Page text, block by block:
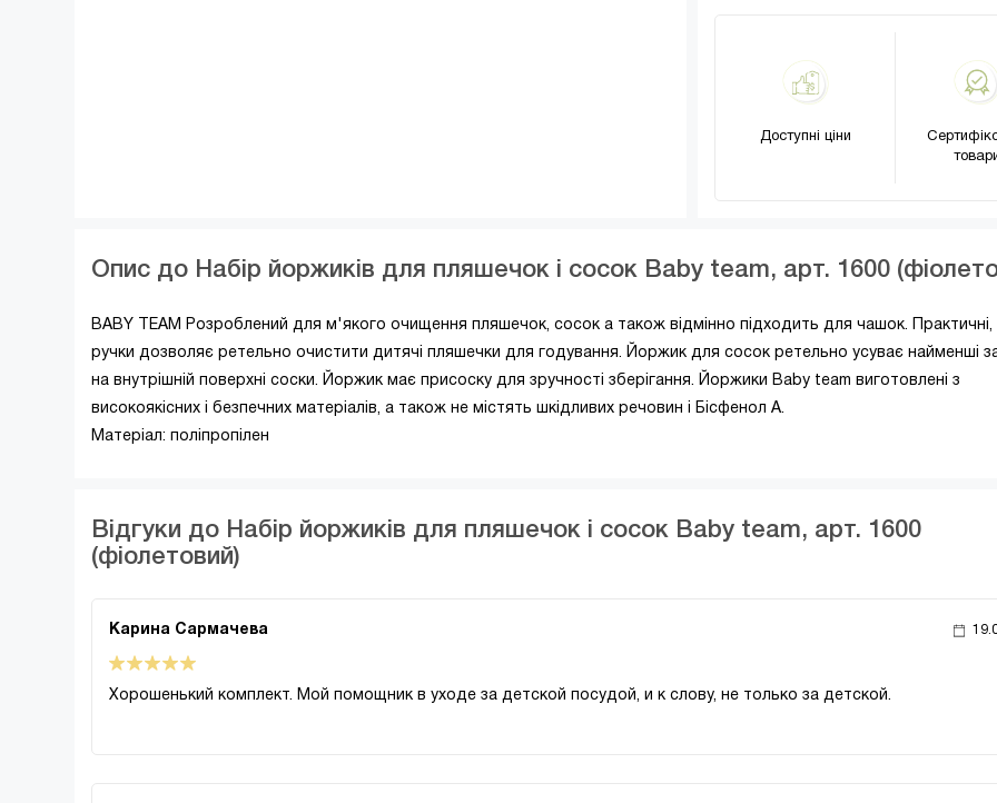
Доступні ціни
Опис до Набір йоржиків для пляшечок і сосок Baby team, арт. 1600
BABY TEAM Розроблений для м'якого очищення пляшечок, сосок а також відмінно підходить для чашок. Практичні,
ручки дозволяє ретельно очистити дитячі пляшечки для годування. Йоржик для сосок ретельно усуває найменші
на внутрішній поверхні соски. Йоржик має присоску для зручності зберігання. Йоржики Baby team виготовлені з
високоякісних і безпечних матеріалів, а також не містять шкідливих речовин і Бісфенол А.
Матеріал: поліпропілен
Відгуки до Набір йоржиків для пляшечок і сосок Baby team, арт. 1600
(фіолетовий)
Карина Сармачева
Хорошенький комплект. Мой помощник в уходе за детской посудой, и к слову, не только за детской.